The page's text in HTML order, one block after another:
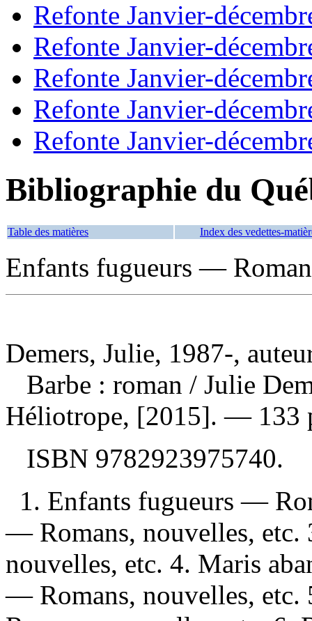
Refonte Janvier-
Refonte Janvier-
Refonte Janvier-
Refonte Janvier-
Refonte Janvier-
Bibliographie du
Table des matières Index des vedettes-
Enfants fugueurs —
Demers, Julie, 1987-,
Barbe : roman / Julie
Héliotrope, [2015]. — 133
ISBN 9782923975740.
1. Enfants fugueurs —
— Romans, nouvelles,
nouvelles, etc. 4. Maris
— Romans, nouvelles,